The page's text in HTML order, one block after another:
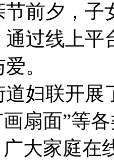
节前夕，
通过线上
。
联开展了
画扇面”等
广大家庭在